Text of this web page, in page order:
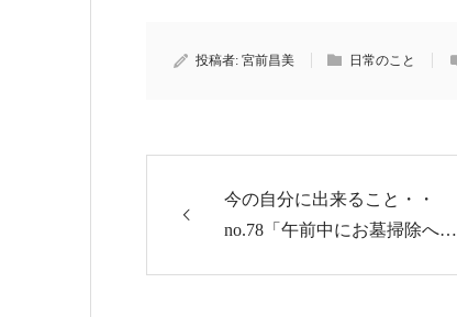
投稿者: 宮前昌美 日常のこと
今の自分に出来ること・・
no.78「午前中にお墓掃除へ…